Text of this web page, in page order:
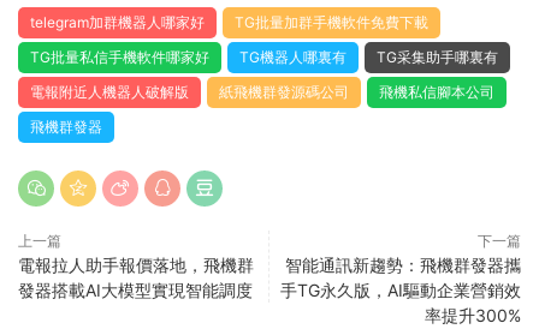
telegram加群機器人哪家好
TG批量加群手機軟件免費下載
TG批量私信手機軟件哪家好
TG機器人哪裏有
TG采集助手哪裏有
電報附近人機器人破解版
紙飛機群發源碼公司
飛機私信腳本公司
飛機群發器
上一篇
電報拉人助手報價落地，飛機群
發器搭載AI大模型實現智能調度
下一篇
智能通訊新趨勢：飛機群發器攜
手TG永久版，AI驅動企業營銷效
率提升300%